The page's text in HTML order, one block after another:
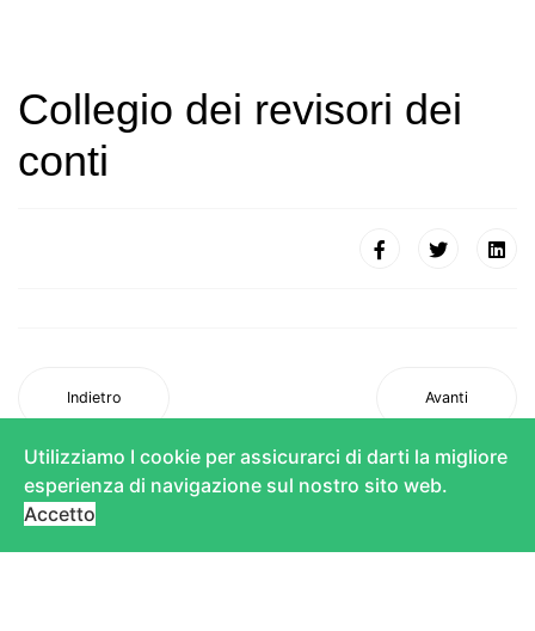
Collegio dei revisori dei
conti
Indietro Avanti
Utilizziamo I cookie per assicurarci di darti la migliore
esperienza di navigazione sul nostro sito web.
Accetto